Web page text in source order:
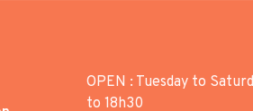
OPEN : Tuesday to
to 18h30